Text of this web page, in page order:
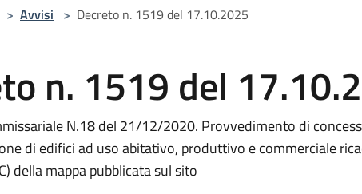
> Avvisi > Decreto n. 1519 del 17.10.2025
n. 1519 del
N.18 del 21/12/2020. Provvedimento di
di edifici ad uso abitativo, produttivo e commerciale
della mappa pubblicata sul sito